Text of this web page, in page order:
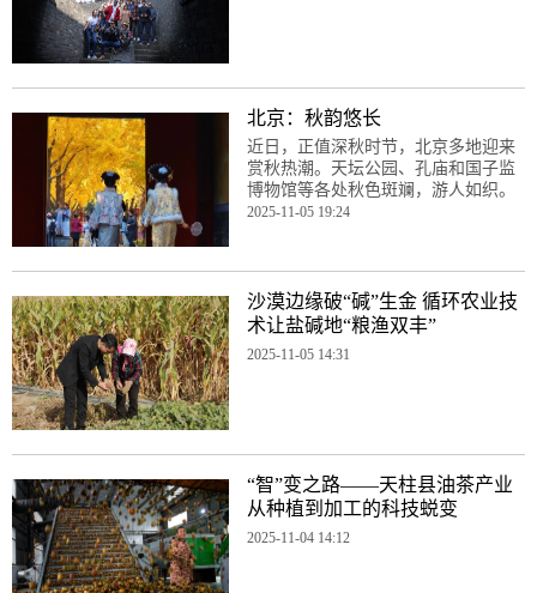
北京：秋韵悠长
近日，正值深秋时节，北京多地迎来
赏秋热潮。天坛公园、孔庙和国子监
博物馆等各处秋色斑斓，游人如织。
2025-11-05 19:24
沙漠边缘破“碱”生金 循环农业技
术让盐碱地“粮渔双丰”
2025-11-05 14:31
“智”变之路——天柱县油茶产业
从种植到加工的科技蜕变
2025-11-04 14:12